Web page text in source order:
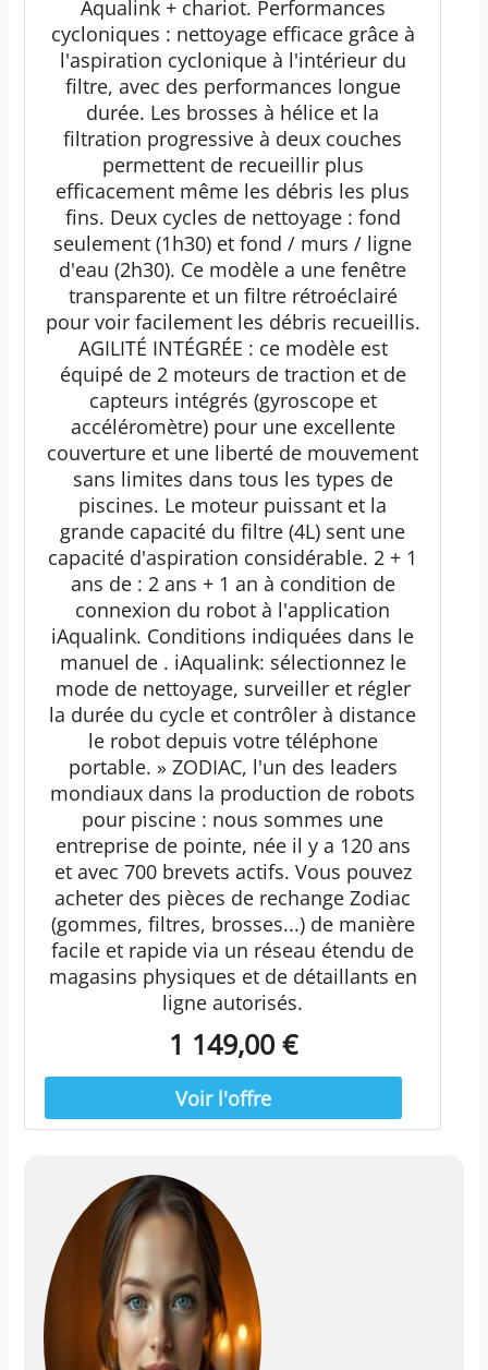
Aqualink + chariot. Performances
cycloniques : nettoyage efficace grâce à
l'aspiration cyclonique à l'intérieur du
filtre, avec des performances longue
durée. Les brosses à hélice et la
filtration progressive à deux couches
permettent de recueillir plus
efficacement même les débris les plus
fins. Deux cycles de nettoyage : fond
seulement (1h30) et fond / murs / ligne
d'eau (2h30). Ce modèle a une fenêtre
transparente et un filtre rétroéclairé
pour voir facilement les débris recueillis.
AGILITÉ INTÉGRÉE : ce modèle est
équipé de 2 moteurs de traction et de
capteurs intégrés (gyroscope et
accéléromètre) pour une excellente
couverture et une liberté de mouvement
sans limites dans tous les types de
piscines. Le moteur puissant et la
grande capacité du filtre (4L) sent une
capacité d'aspiration considérable. 2 + 1
ans de : 2 ans + 1 an à condition de
connexion du robot à l'application
iAqualink. Conditions indiquées dans le
manuel de . iAqualink: sélectionnez le
mode de nettoyage, surveiller et régler
la durée du cycle et contrôler à distance
le robot depuis votre téléphone
portable. » ZODIAC, l'un des leaders
mondiaux dans la production de robots
pour piscine : nous sommes une
entreprise de pointe, née il y a 120 ans
et avec 700 brevets actifs. Vous pouvez
acheter des pièces de rechange Zodiac
(gommes, filtres, brosses...) de manière
facile et rapide via un réseau étendu de
magasins physiques et de détaillants en
ligne autorisés.
1 149,00 €